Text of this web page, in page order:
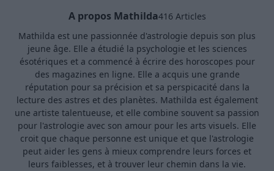
A propos Mathilda416 Articles
Mathilda est une passionnée d'astrologie depuis son plus
jeune âge. Elle a étudié la psychologie et les sciences
ésotériques et a commencé à écrire des horoscopes pour
des magazines en ligne. Elle a acquis une grande
réputation pour sa précision et sa perspicacité dans la
lecture des astres et des planètes. Mathilda est également
une artiste talentueuse, et elle combine souvent sa passion
pour l'astrologie avec son amour pour les arts visuels. Elle
croit que chaque personne est unique et que l'astrologie
peut aider les gens à mieux comprendre leurs forces et
leurs faiblesses, et à trouver leur chemin dans la vie.